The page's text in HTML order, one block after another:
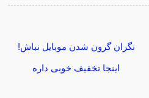
نگران گرون شدن موبایل نباش!
اینجا تخفیف خوبی داره